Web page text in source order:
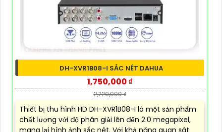
DH-XVR1B08-I SẮC NÉT DAHUA
1,750,000 ₫
2,220,000 ₫
Thiết bị thu hình HD DH-XVR1B08-I là một sản phẩm
chất lượng với độ phân giải lên đến 2.0 megapixel,
mang lại hình ảnh sắc nét. Với khả năng quan sát